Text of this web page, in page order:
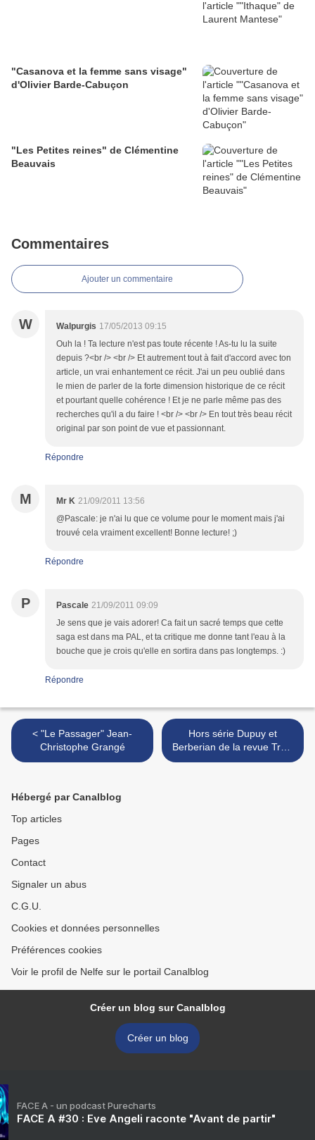
"Casanova et la femme sans visage"
d'Olivier Barde-Cabuçon
"Les Petites reines" de Clémentine
Beauvais
Commentaires
Ajouter un commentaire
W Walpurgis 17/05/2013 09:15
Ouh la ! Ta lecture n'est pas toute récente ! As-tu lu la suite
depuis ?<br /> <br /> Et autrement tout à fait d'accord avec ton
article, un vrai enhantement ce récit. J'ai un peu oublié dans
le mien de parler de la forte dimension historique de ce récit
et pourtant quelle cohérence ! Et je ne parle même pas des
recherches qu'il a du faire ! <br /> <br /> En tout très beau récit
original par son point de vue et passionnant.
Répondre
M Mr K 21/09/2011 13:56
@Pascale: je n'ai lu que ce volume pour le moment mais j'ai
trouvé cela vraiment excellent! Bonne lecture! ;)
Répondre
P Pascale 21/09/2011 09:09
Je sens que je vais adorer! Ca fait un sacré temps que cette
saga est dans ma PAL, et ta critique me donne tant l'eau à la
bouche que je crois qu'elle en sortira dans pas longtemps. :)
Répondre
< "Le Passager" Jean-
Christophe Grangé
Hors série Dupuy et
Berberian de la revue Trois
couleurs >
Hébergé par Canalblog
Top articles
Pages
Contact
Signaler un abus
C.G.U.
Cookies et données personnelles
Préférences cookies
Voir le profil de Nelfe sur le portail Canalblog
Créer un blog sur Canalblog
Créer un blog
FACE A - un podcast Purecharts
FACE A #30 : Eve Angeli raconte "Avant de partir"